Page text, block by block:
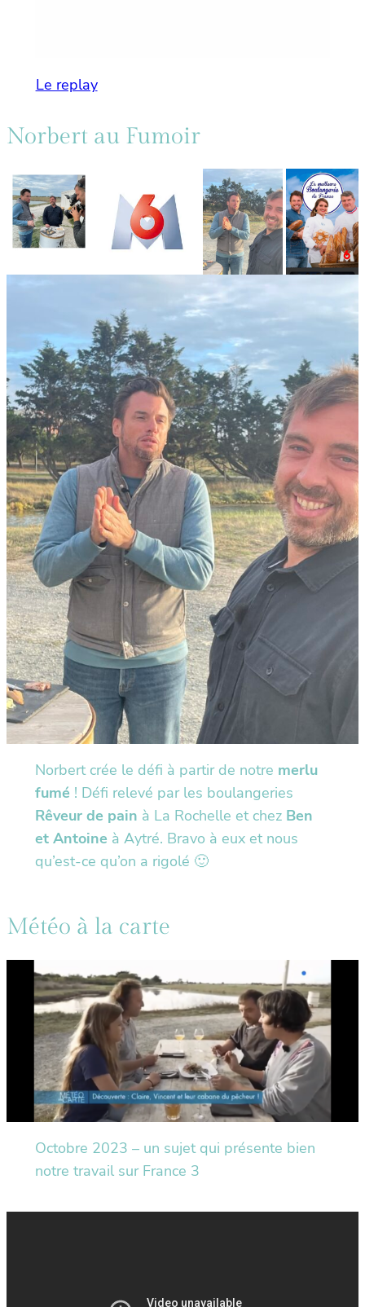
Le replay
Norbert au Fumoir
Norbert crée le défi à partir de notre merlu
fumé ! Défi relevé par les boulangeries
Rêveur de pain à La Rochelle et chez Ben
et Antoine à Aytré. Bravo à eux et nous
qu’est-ce qu’on a rigolé 🙂
Météo à la carte
Octobre 2023 – un sujet qui présente bien
notre travail sur France 3